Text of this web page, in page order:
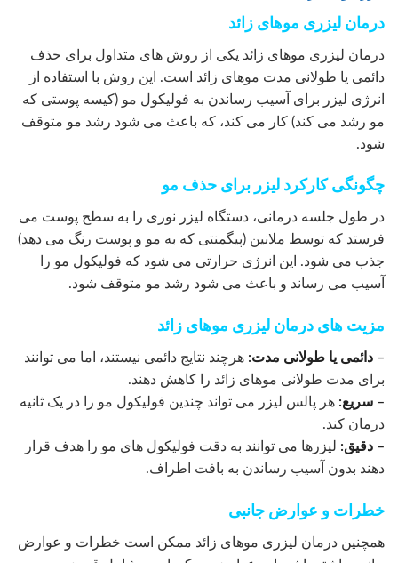
درمان لیزری موهای زائد
درمان لیزری موهای زائد یکی از روش های متداول برای حذف
دائمی یا طولانی مدت موهای زائد است. این روش با استفاده از
انرژی لیزر برای آسیب رساندن به فولیکول مو (کیسه پوستی که
مو رشد می کند) کار می کند، که باعث می شود رشد مو متوقف
شود.
چگونگی کارکرد لیزر برای حذف مو
در طول جلسه درمانی، دستگاه لیزر نوری را به سطح پوست می
فرستد که توسط ملانین (پیگمنتی که به مو و پوست رنگ می دهد)
جذب می شود. این انرژی حرارتی می شود که فولیکول مو را
آسیب می رساند و باعث می شود رشد مو متوقف شود.
مزیت های درمان لیزری موهای زائد
– دائمی یا طولانی مدت: هرچند نتایج دائمی نیستند، اما می توانند
برای مدت طولانی موهای زائد را کاهش دهند.
– سریع: هر پالس لیزر می تواند چندین فولیکول مو را در یک ثانیه
درمان کند.
– دقیق: لیزرها می توانند به دقت فولیکول های مو را هدف قرار
دهند بدون آسیب رساندن به بافت اطراف.
خطرات و عوارض جانبی
همچنین درمان لیزری موهای زائد ممکن است خطرات و عوارض